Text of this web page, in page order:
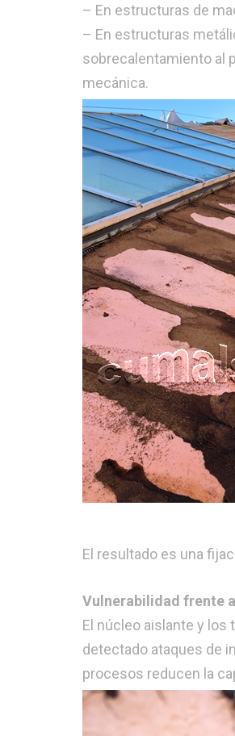
– En estructuras de
– En estructuras
sobrecalentamiento al
mecánica.
El resultado es una
Vulnerabilidad frente
El núcleo aislante y los
detectado ataques de
procesos reducen la